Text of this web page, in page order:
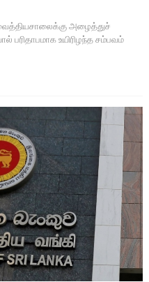
அழைத்துச்
உயிரிழந்த சம்பவம்